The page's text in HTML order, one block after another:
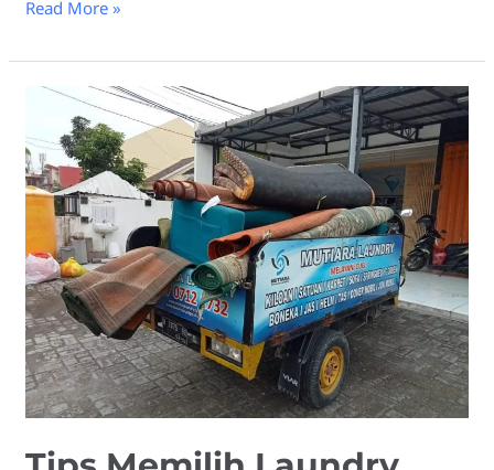
Read More »
Tips
Memilih
Laundry
Karpet
Masjid